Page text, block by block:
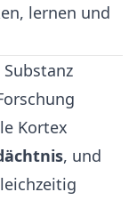
lernen und
Kortex
, und